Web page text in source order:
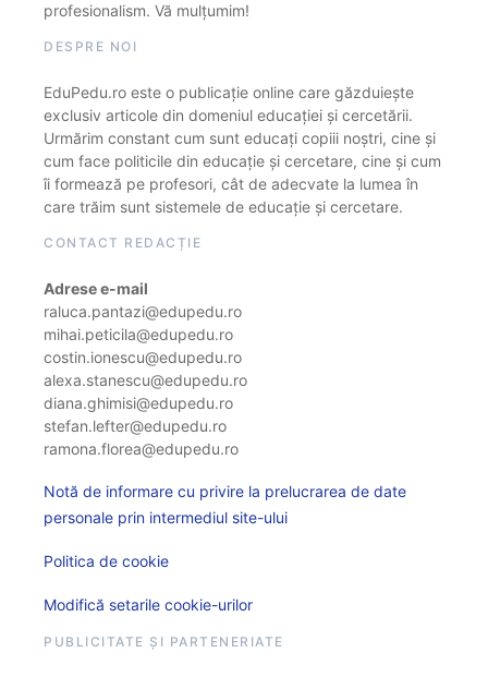
profesionalism. Vă mulțumim!
DESPRE NOI
EduPedu.ro este o publicație online care găzduiește
exclusiv articole din domeniul educației și cercetării.
Urmărim constant cum sunt educați copiii noștri, cine și
cum face politicile din educație și cercetare, cine și cum
îi formează pe profesori, cât de adecvate la lumea în
care trăim sunt sistemele de educație și cercetare.
CONTACT REDACȚIE
Adrese e-mail
raluca.pantazi@edupedu.ro
mihai.peticila@edupedu.ro
costin.ionescu@edupedu.ro
alexa.stanescu@edupedu.ro
diana.ghimisi@edupedu.ro
stefan.lefter@edupedu.ro
ramona.florea@edupedu.ro
Notă de informare cu privire la prelucrarea de date
personale prin intermediul site-ului
Politica de cookie
Modifică setarile cookie-urilor
PUBLICITATE ȘI PARTENERIATE